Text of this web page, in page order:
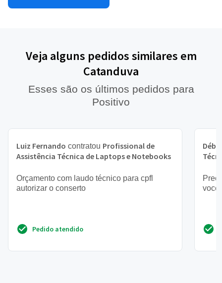
Veja alguns pedidos similares em
Catanduva
Esses são os últimos pedidos para
Positivo
Luiz Fernando contratou Profissional de
Assistência Técnica de Laptops e Notebooks
Orçamento com laudo técnico para cpfl
autorizar o conserto
Pedido atendido
você